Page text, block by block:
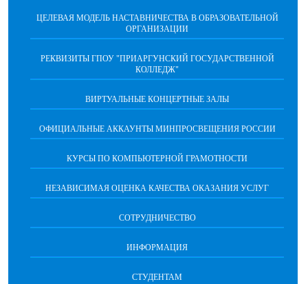
ЦЕЛЕВАЯ МОДЕЛЬ НАСТАВНИЧЕСТВА В ОБРАЗОВАТЕЛЬНОЙ
ОРГАНИЗАЦИИ
РЕКВИЗИТЫ ГПОУ "ПРИАРГУНСКИЙ ГОСУДАРСТВЕННОЙ
КОЛЛЕДЖ"
ВИРТУАЛЬНЫЕ КОНЦЕРТНЫЕ ЗАЛЫ
ОФИЦИАЛЬНЫЕ АККАУНТЫ МИНПРОСВЕЩЕНИЯ РОССИИ
КУРСЫ ПО КОМПЬЮТЕРНОЙ ГРАМОТНОСТИ
НЕЗАВИСИМАЯ ОЦЕНКА КАЧЕСТВА ОКАЗАНИЯ УСЛУГ
СОТРУДНИЧЕСТВО
ИНФОРМАЦИЯ
СТУДЕНТАМ